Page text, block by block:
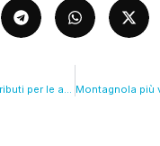
Tram, arrivano i contributi per le attività commerciali lungo la linea verde. VIDEO